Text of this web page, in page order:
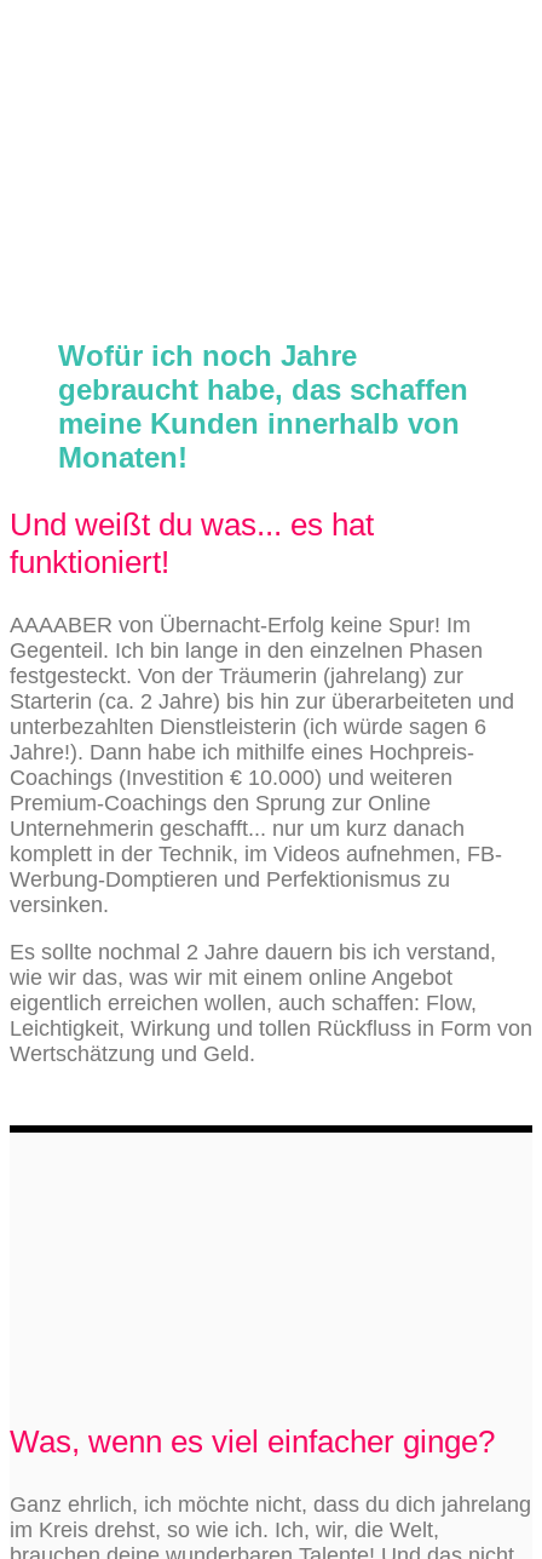
Wofür ich noch Jahre
gebraucht habe, das schaffen
meine Kunden innerhalb von
Monaten!
Und weißt du was... es hat
funktioniert!
AAAABER von Übernacht-Erfolg keine Spur! Im
Gegenteil. Ich bin lange in den einzelnen Phasen
festgesteckt. Von der Träumerin (jahrelang) zur
Starterin (ca. 2 Jahre) bis hin zur überarbeiteten und
unterbezahlten Dienstleisterin (ich würde sagen 6
Jahre!). Dann habe ich mithilfe eines Hochpreis-
Coachings (Investition € 10.000) und weiteren
Premium-Coachings den Sprung zur Online
Unternehmerin geschafft... nur um kurz danach
komplett in der Technik, im Videos aufnehmen, FB-
Werbung-Domptieren und Perfektionismus zu
versinken.
Es sollte nochmal 2 Jahre dauern bis ich verstand,
wie wir das, was wir mit einem online Angebot
eigentlich erreichen wollen, auch schaffen: Flow,
Leichtigkeit, Wirkung und tollen Rückfluss in Form von
Wertschätzung und Geld.
Was, wenn es viel einfacher ginge?
Ganz ehrlich, ich möchte nicht, dass du dich jahrelang
im Kreis drehst, so wie ich. Ich, wir, die Welt,